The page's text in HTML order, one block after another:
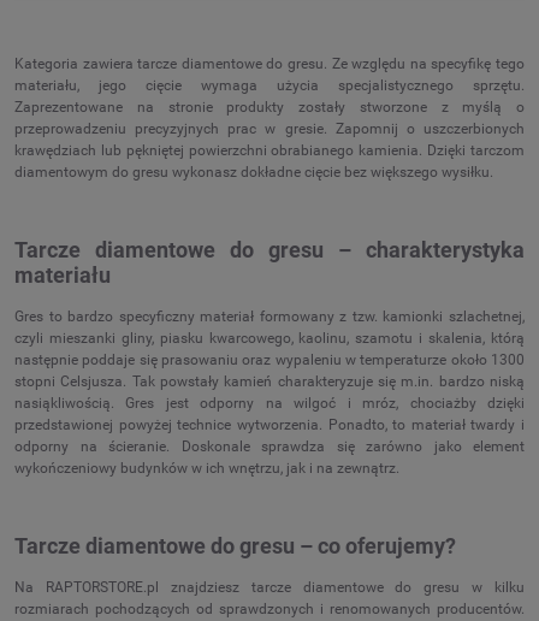
Kategoria zawiera tarcze diamentowe do gresu. Ze względu na specyfikę tego
materiału, jego cięcie wymaga użycia specjalistycznego sprzętu.
Zaprezentowane na stronie produkty zostały stworzone z myślą o
przeprowadzeniu precyzyjnych prac w gresie. Zapomnij o uszczerbionych
krawędziach lub pękniętej powierzchni obrabianego kamienia. Dzięki tarczom
diamentowym do gresu wykonasz dokładne cięcie bez większego wysiłku.
Tarcze diamentowe do gresu – charakterystyka
materiału
Gres to bardzo specyficzny materiał formowany z tzw. kamionki szlachetnej,
czyli mieszanki gliny, piasku kwarcowego, kaolinu, szamotu i skalenia, którą
następnie poddaje się prasowaniu oraz wypaleniu w temperaturze około 1300
stopni Celsjusza. Tak powstały kamień charakteryzuje się m.in. bardzo niską
nasiąkliwością. Gres jest odporny na wilgoć i mróz, chociażby dzięki
przedstawionej powyżej technice wytworzenia. Ponadto, to materiał twardy i
odporny na ścieranie. Doskonale sprawdza się zarówno jako element
wykończeniowy budynków w ich wnętrzu, jak i na zewnątrz.
Tarcze diamentowe do gresu – co oferujemy?
Na RAPTORSTORE.pl znajdziesz tarcze diamentowe do gresu w kilku
rozmiarach pochodzących od sprawdzonych i renomowanych producentów.